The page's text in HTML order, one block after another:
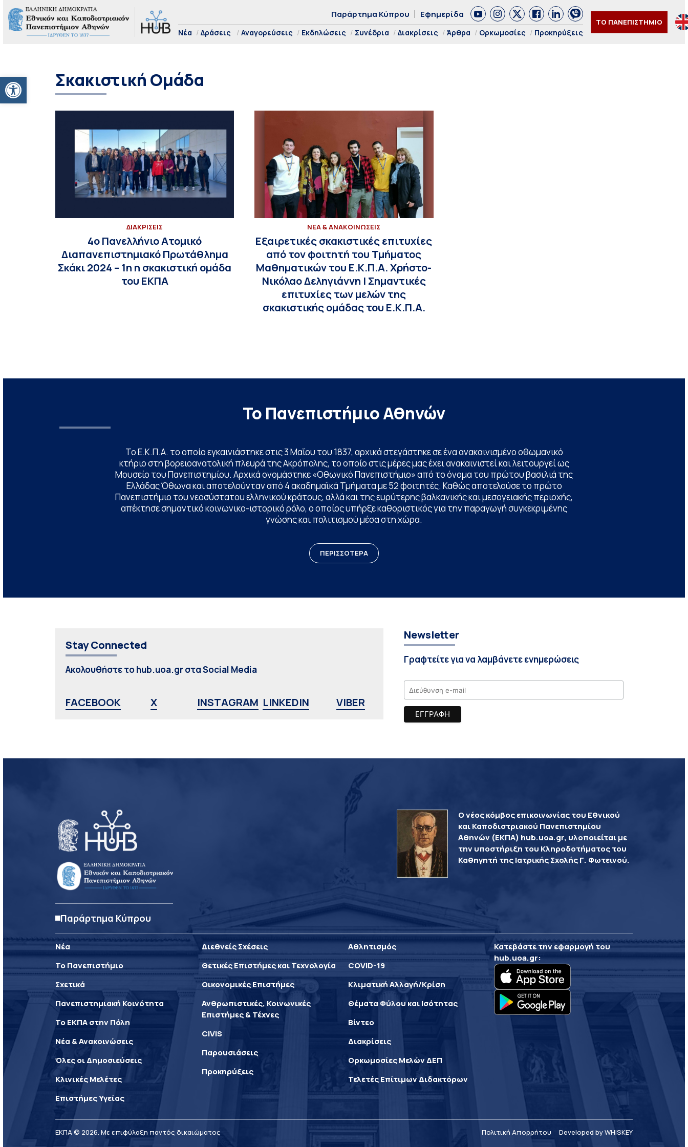
Ανοίξτε τη γραμμή εργαλείων
Παράρτημα Κύπρου Εφημερίδα
Νέα Δράσεις Αναγορεύσεις Εκδηλώσεις Συνέδρια Διακρίσεις Άρθρα Ορκωμοσίες Προκηρύξεις
ΤΟ ΠΑΝΕΠΙΣΤΗΜΙΟ
Σκακιστική Ομάδα
ΔΙΑΚΡΙΣΕΙΣ
4ο Πανελλήνιο Ατομικό
Διαπανεπιστημιακό Πρωτάθλημα
Σκάκι 2024 – 1η η σκακιστική ομάδα
του ΕΚΠΑ
ΝΕΑ & ΑΝΑΚΟΙΝΩΣΕΙΣ
Εξαιρετικές σκακιστικές επιτυχίες
από τον φοιτητή του Τμήματος
Μαθηματικών του Ε.Κ.Π.Α. Χρήστο-
Νικόλαο Δεληγιάννη | Σημαντικές
επιτυχίες των μελών της
σκακιστικής ομάδας του Ε.Κ.Π.Α.
Το Πανεπιστήμιο Αθηνών
Το Ε.Κ.Π.Α. το οποίο εγκαινιάστηκε στις 3 Μαΐου του 1837, αρχικά στεγάστηκε σε ένα ανακαινισμένο οθωμανικό
κτήριο στη βορειοανατολική πλευρά της Ακρόπολης, το οποίο στις μέρες μας έχει ανακαινιστεί και λειτουργεί ως
Μουσείο του Πανεπιστημίου. Αρχικά ονομάστηκε «Οθωνικό Πανεπιστήμιο» από το όνομα του πρώτου βασιλιά της
Ελλάδας Όθωνα και αποτελούνταν από 4 ακαδημαϊκά Τμήματα με 52 φοιτητές. Καθώς αποτελούσε το πρώτο
Πανεπιστήμιο του νεοσύστατου ελληνικού κράτους, αλλά και της ευρύτερης βαλκανικής και μεσογειακής περιοχής,
απέκτησε σημαντικό κοινωνικο-ιστορικό ρόλο, ο οποίος υπήρξε καθοριστικός για την παραγωγή συγκεκριμένης
γνώσης και πολιτισμού μέσα στη χώρα.
ΠΕΡΙΣΣΟΤΕΡΑ
Stay Connected
Ακολουθήστε το hub.uoa.gr στα Social Media
FACEBOOK X INSTAGRAM LINKEDIN VIBER
Newsletter
Γραφτείτε για να λαμβάνετε ενημερώσεις
Παράρτημα Κύπρου
Ο νέος κόμβος επικοινωνίας του Εθνικού
και Καποδιστριακού Πανεπιστημίου
Αθηνών (ΕΚΠΑ) hub.uoa.gr, υλοποιείται με
την υποστήριξη του Κληροδοτήματος του
Καθηγητή της Ιατρικής Σχολής Γ. Φωτεινού.
Νέα
Το Πανεπιστήμιο
Σχετικά
Πανεπιστημιακή Κοινότητα
Το ΕΚΠΑ στην Πόλη
Νέα & Ανακοινώσεις
Όλες οι Δημοσιεύσεις
Κλινικές Μελέτες
Επιστήμες Υγείας
Διεθνείς Σχέσεις
Θετικές Επιστήμες και Τεχνολογία
Οικονομικές Επιστήμες
Ανθρωπιστικές, Κοινωνικές
Επιστήμες & Τέχνες
CIVIS
Παρουσιάσεις
Προκηρύξεις
Αθλητισμός
COVID-19
Κλιματική Αλλαγή/Κρίση
Θέματα Φύλου και Ισότητας
Βίντεο
Διακρίσεις
Ορκωμοσίες Μελών ΔΕΠ
Τελετές Επίτιμων Διδακτόρων
Κατεβάστε την εφαρμογή του
hub.uoa.gr:
ΕΚΠΑ © 2026. Με επιφύλαξη παντός δικαιώματος Πολιτική Απορρήτου Developed by WHISKEY